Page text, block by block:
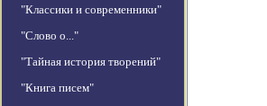
"Классики и современники"
"Слово о..."
"Тайная история творений"
"Книга писем"